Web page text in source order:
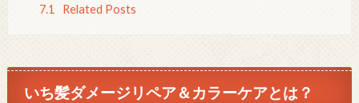
7.1 Related Posts
いち髪ダメージリペア＆カラーケアとは？